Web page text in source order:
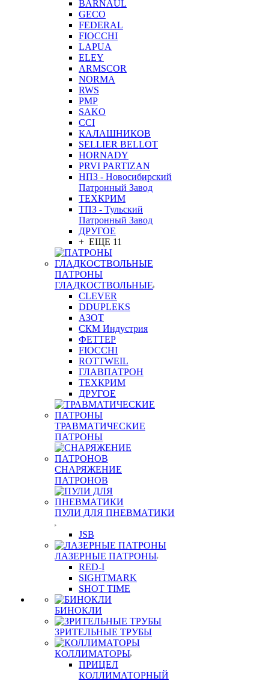
BARNAUL
GEСO
FEDERAL
FIOCCHI
LAPUA
ELEY
ARMSCOR
NORMA
RWS
PMP
SAKO
CCI
КАЛАШНИКОВ
SELLIER BELLOT
HORNADY
PRVI PARTIZAN
НПЗ - Новосибирский
Патронный Завод
ТЕХКРИМ
ТПЗ - Тульский
Патронный Завод
ДРУГОЕ
+ ЕЩЕ 11
ПАТРОНЫ
ГЛАДКОСТВОЛЬНЫЕ
CLEVER
DDUPLEKS
АЗОТ
СКМ Индустрия
ФЕТТЕР
FIOCCHI
ROTTWEIL
ГЛАВПАТРОН
ТЕХКРИМ
ДРУГОЕ
ТРАВМАТИЧЕСКИЕ
ПАТРОНЫ
СНАРЯЖЕНИЕ
ПАТРОНОВ
ПУЛИ ДЛЯ ПНЕВМАТИКИ
JSB
ЛАЗЕРНЫЕ ПАТРОНЫ
RED-I
SIGHTMARK
SHOT TIME
БИНОКЛИ
ЗРИТЕЛЬНЫЕ ТРУБЫ
КОЛЛИМАТОРЫ
ПРИЦЕЛ
КОЛЛИМАТОРНЫЙ